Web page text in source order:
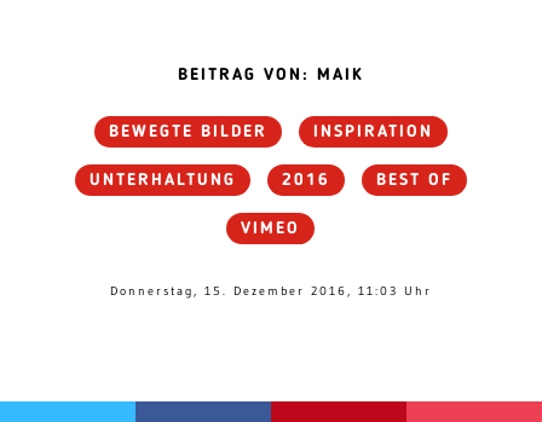
BEITRAG VON: MAIK
BEWEGTE BILDER INSPIRATION
UNTERHALTUNG 2016 BEST OF
VIMEO
Donnerstag, 15. Dezember 2016, 11:03 Uhr